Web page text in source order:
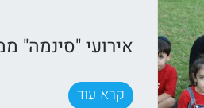
אירועי "סינמה"
קרא עוד